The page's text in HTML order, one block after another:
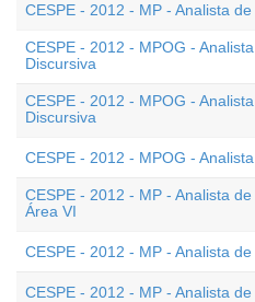
CESPE - 2012 - MP - Analista
CESPE - 2012 - MPOG -
Discursiva
CESPE - 2012 - MPOG -
Discursiva
CESPE - 2012 - MPOG -
CESPE - 2012 - MP - Analista
Área VI
CESPE - 2012 - MP - Analista
CESPE - 2012 - MP - Analista